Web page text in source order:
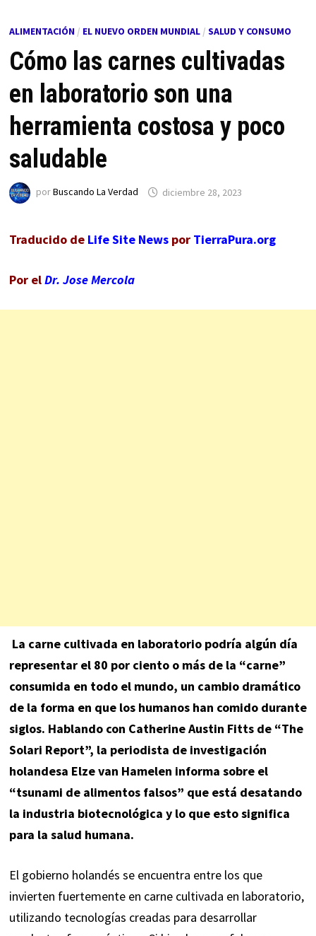
ALIMENTACIÓN/ EL NUEVO ORDEN MUNDIAL/ SALUD Y CONSUMO
Cómo las carnes cultivadas
en laboratorio son una
herramienta costosa y poco
saludable
porBuscando La Verdad diciembre 28, 2023
Traducido deLife Site Newspor TierraPura.org
Por elDr. Jose Mercola
La carne cultivada en laboratorio podría algún día
representar el 80 por ciento o másde la “carne”
consumida en todo el mundo, un cambio dramático
de la forma en que los humanos han comido durante
siglos. Hablando con Catherine Austin Fitts de “The
Solari Report”, la periodista de investigación
holandesa Elze van Hamelen informa sobre el
“tsunami de alimentos falsos” que está desatando
la industria biotecnológica y lo que esto significa
para la salud humana.
El gobierno holandés se encuentra entre los que
invierten fuertemente en carne cultivada en laboratorio,
utilizando tecnologías creadas para desarrollar